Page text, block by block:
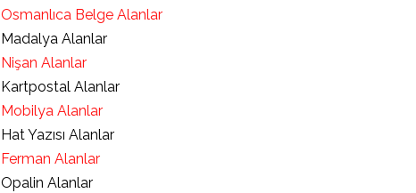
Osmanlıca Belge Alanlar
Madalya Alanlar
Nişan Alanlar
Kartpostal Alanlar
Mobilya Alanlar
Hat Yazısı Alanlar
Ferman Alanlar
Opalin Alanlar